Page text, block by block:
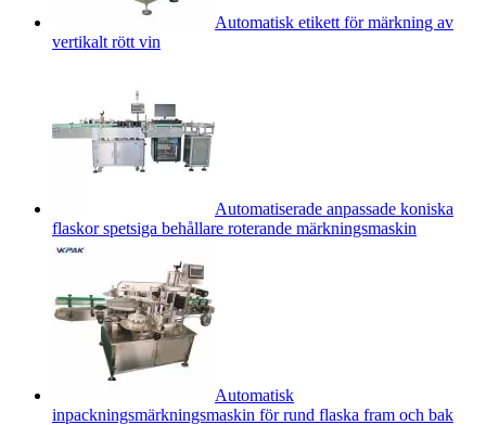
Automatisk etikett för märkning av
vertikalt rött vin
Automatiserade anpassade koniska
flaskor spetsiga behållare roterande märkningsmaskin
Automatisk
inpackningsmärkningsmaskin för rund flaska fram och bak